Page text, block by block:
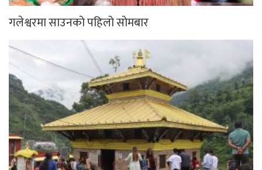
गलेश्वरमा साउनको पहिलो सोमबार